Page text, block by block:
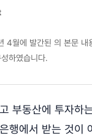
4월에 발간된 의 본문 내
하였습니다.
부동산에 투자하
행에서 받는 것이